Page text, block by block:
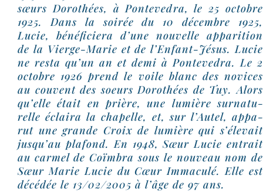
sœurs Dorothées, à Pontevedra, le 25 octobre
1925. Dans la soi­rée du 10 décembre 1925,
Lucie, béné­fi­cie­ra d’une nou­velle appa­ri­tion
de la Vierge-​Marie et de l’Enfant-​Jésus. Lucie
ne res­ta qu’un an et demi à Pontevedra. Le 2
octobre 1926 prend le voile blanc des novices
au couvent des soeurs Dorothées de Tuy. Alors
qu’elle était en prière, une lumière sur­na­tu­
relle éclai­ra la cha­pelle, et, sur l’Autel, appa­
rut une grande Croix de lumière qui s’é­le­vait
jus­qu’au pla­fond. En 1948, Sœur Lucie entrait
au car­mel de Coïmbra sous le nou­veau nom de
Sœur Marie Lucie du Cœur Immaculé. Elle est
décé­dée le 13/​02/​2005 à l’âge de 97 ans.